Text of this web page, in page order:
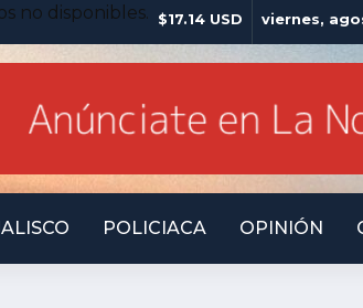
no disponibles. $17.14 USD viernes,
POLICIACA OPINIÓN